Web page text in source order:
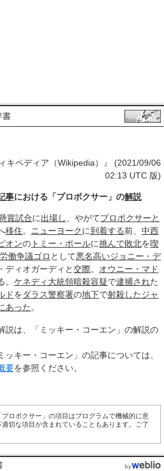
書
キペディア（Wikipedia）』 (2021/09/06
02:13 UTC 版)
事における「プロボクサー」の解説
賞試合に出場し、やがてプロボクサーと
移住。 ニューヨークに到着する前、 中西
オンの トミー・ポールに挑んで敗北を喫
労働争議ゴロ として悪名高いジョニー・デ
ディオガーディと交際。 オウニー・マド
。 ケネディ大統領暗殺容疑で逮捕された
ドをダラス警察署の地下で射殺したジャ
あった。
は、「ミッキー・コーエン」の解説の
ッキー・コーエン」の記事については、
要を参照ください。
ロボクサー」の項目はプログラムで機械的に意
切な項目が含まれていることもあります。ご了